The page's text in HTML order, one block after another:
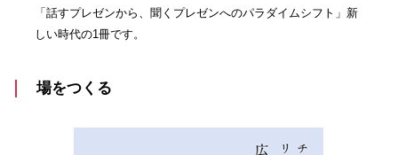
「話すプレゼンから、聞くプレゼンへのパラダイムシフト」新
しい時代の1冊です。
場をつくる